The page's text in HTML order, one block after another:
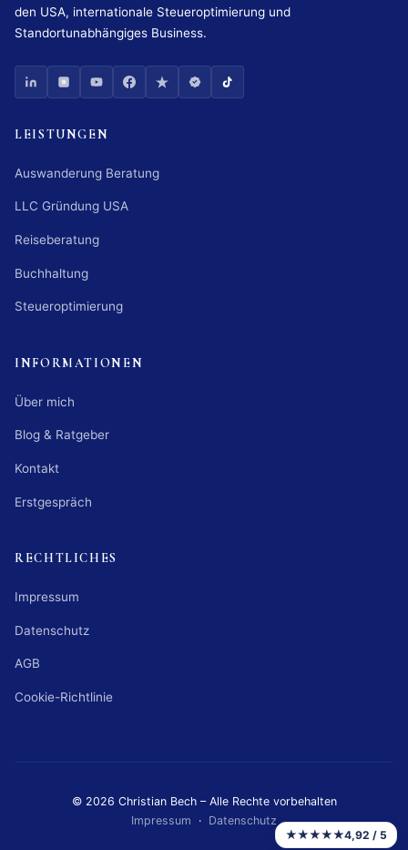
den USA, internationale Steueroptimierung und
Standortunabhängiges Business.
LEISTUNGEN
Auswanderung Beratung
LLC Gründung USA
Reiseberatung
Buchhaltung
Steueroptimierung
INFORMATIONEN
Über mich
Blog & Ratgeber
Kontakt
Erstgespräch
RECHTLICHES
Impressum
Datenschutz
AGB
Cookie-Richtlinie
© 2026 Christian Bech – Alle Rechte vorbehalten
Impressum · Datenschutz
★★★★★4,92 / 5